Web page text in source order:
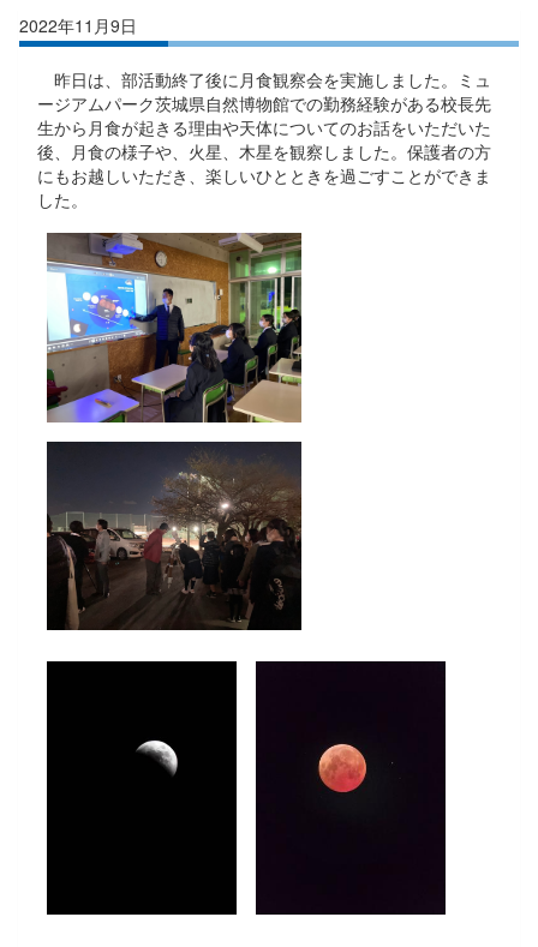
2022年11月9日
昨日は、部活動終了後に月食観察会を実施しました。ミュ
ージアムパーク茨城県自然博物館での勤務経験がある校長先
生から月食が起きる理由や天体についてのお話をいただいた
後、月食の様子や、火星、木星を観察しました。保護者の方
にもお越しいただき、楽しいひとときを過ごすことができま
した。